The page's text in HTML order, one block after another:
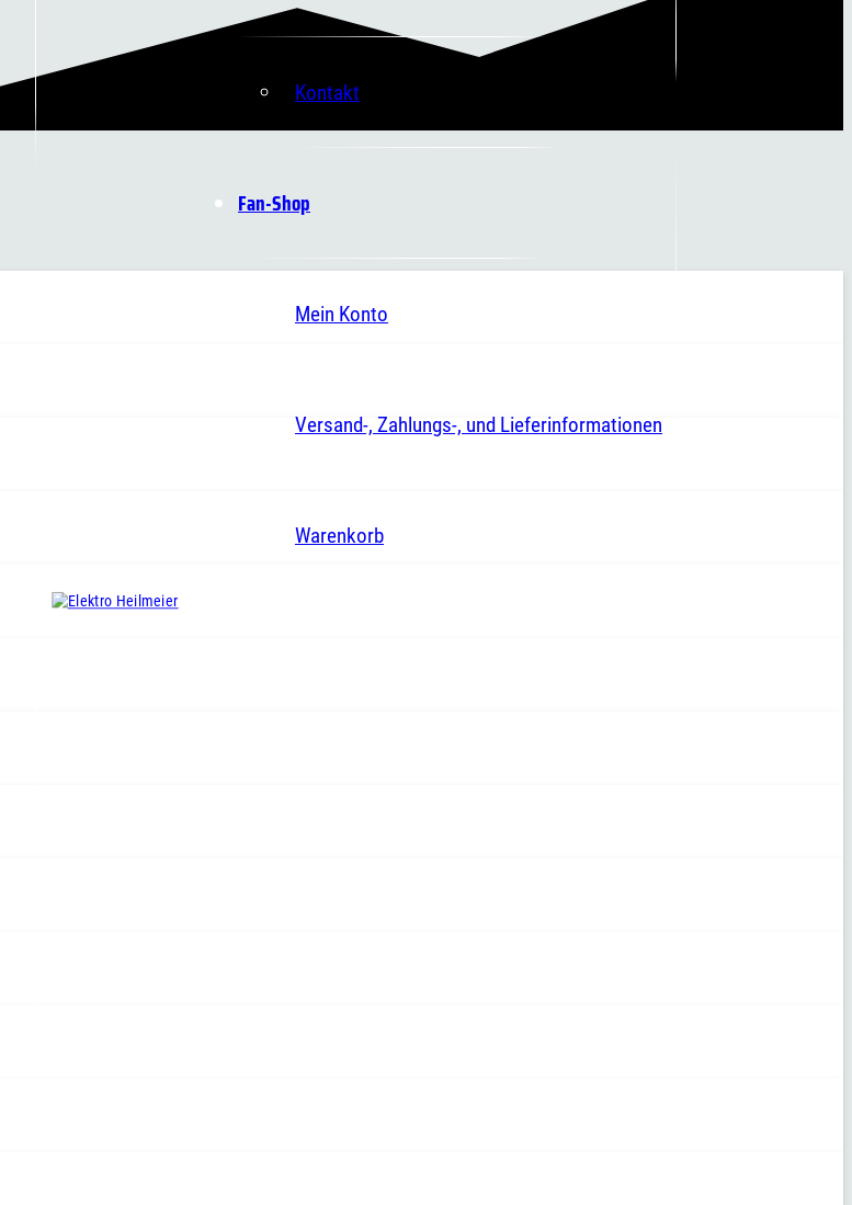
Kontakt
Fan-Shop
Mein Konto
Versand-, Zahlungs-, und Lieferinformationen
Warenkorb